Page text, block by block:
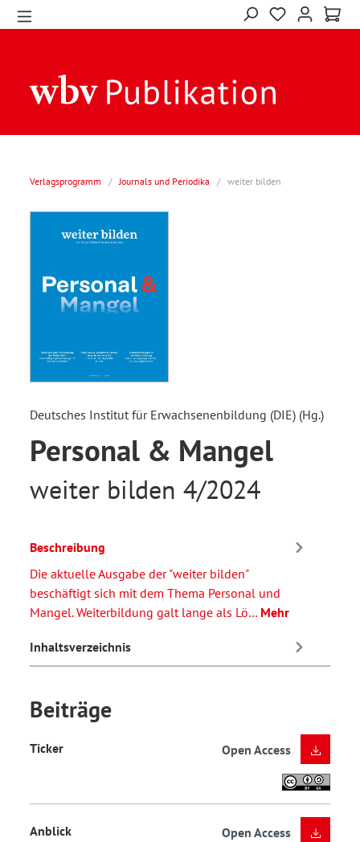
Verlagsprogramm / Journals und Periodika / weiter bilden
Deutsches Institut für Erwachsenenbildung (DIE) (Hg.)
Personal & Mangel
weiter bilden 4/2024
Beschreibung
Die aktuelle Ausgabe der "weiter bilden"
beschäftigt sich mit dem Thema Personal und
Mangel. Weiterbildung galt lange als Lö… Mehr
Inhaltsverzeichnis
Beiträge
Ticker Open Access
Anblick
Open Access